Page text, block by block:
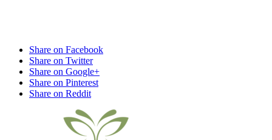
Share on Facebook
Share on Twitter
Share on Google+
Share on Pinterest
Share on Reddit